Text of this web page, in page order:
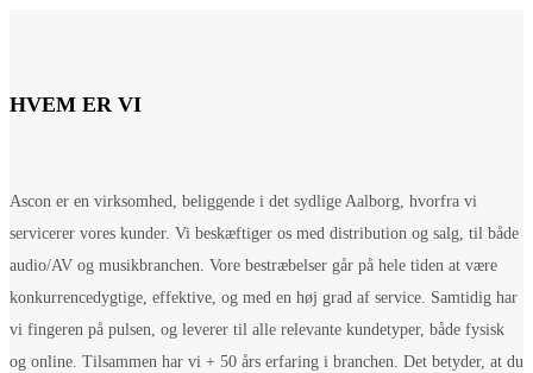
HVEM ER VI
Ascon er en virksomhed, beliggende i det sydlige Aalborg, hvorfra vi
servicerer vores kunder. Vi beskæftiger os med distribution og salg, til både
audio/AV og musikbranchen. Vore bestræbelser går på hele tiden at være
konkurrencedygtige, effektive, og med en høj grad af service. Samtidig har
vi fingeren på pulsen, og leverer til alle relevante kundetyper, både fysisk
og online. Tilsammen har vi + 50 års erfaring i branchen. Det betyder, at du